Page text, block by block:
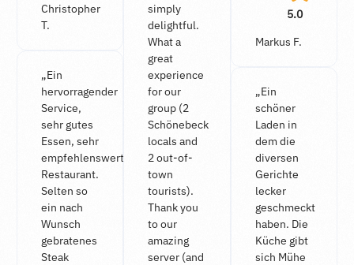
Christopher
T.
„Ein
hervorragender
Service,
sehr gutes
Essen, sehr
empfehlenswertes
Restaurant.
Selten so
ein nach
Wunsch
gebratenes
Steak
simply
delightful.
What a
great
experience
for our
group (2
Schönebeck
locals and
2 out-of-
town
tourists).
Thank you
to our
amazing
server (and
5.0
Markus F.
„Ein
schöner
Laden in
dem die
diversen
Gerichte
lecker
geschmeckt
haben. Die
Küche gibt
sich Mühe